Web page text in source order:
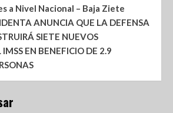
a Nivel Nacional – Baja Ziete
ANUNCIA QUE LA DEFENSA
SIETE NUEVOS
EN BENEFICIO DE 2.9